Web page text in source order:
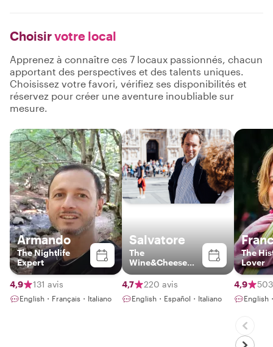
Choisirvotre local
Apprenez à connaître ces 7 locaux passionnés, chacun
apportant des perspectives et des talents uniques.
Choisissez votre favori, vérifiez ses disponibilités et
réservez pour créer une aventure inoubliable sur
mesure.
Armando
The Nightlife
Expert
4,9 131 avis
English・Français・Italiano
Salvatore
The
Wine&Cheese
Expert
4,7
220 avis
English・Español・Italiano
The
Lover
4,9
English